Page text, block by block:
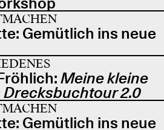
Gemütlich ins neue
Meine kleine
2.0
Gemütlich ins neue